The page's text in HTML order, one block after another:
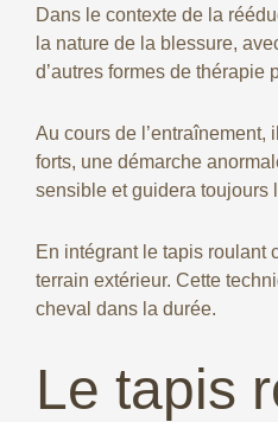
Dans le contexte de la
la nature de la blessure,
d’autres formes de thérapie
Au cours de
forts, une démarche
sensible et guidera toujours
En intégrant le tapis roulant
terrain extérieur. Cette
cheval dans la durée.
Le tapis